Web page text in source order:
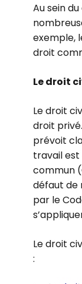
Au sein
exemple,
droit
Le droit
Le droit
droit
prévoit
travail est
commun
défaut de
par le
Le droit
: